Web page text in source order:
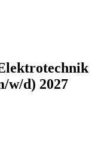
w/d) 2027